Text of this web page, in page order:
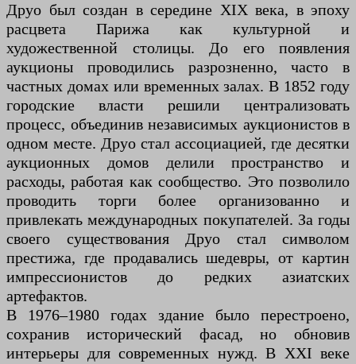
Друо был создан в середине XIX века, в эпоху
расцвета Парижа как культурной и
художественной столицы. До его появления
аукционы проводились разрозненно, часто в
частных домах или временных залах. В 1852 году
городские власти решили централизовать
процесс, объединив независимых аукционистов в
одном месте. Друо стал ассоциацией, где десятки
аукционных домов делили пространство и
расходы, работая как сообщество. Это позволило
проводить торги более организованно и
привлекать международных покупателей. За годы
своего существования Друо стал символом
престижа, где продавались шедевры, от картин
импрессионистов до редких азиатских
артефактов.
В 1976–1980 годах здание было перестроено,
сохранив исторический фасад, но обновив
интерьеры для современных нужд. В XXI веке